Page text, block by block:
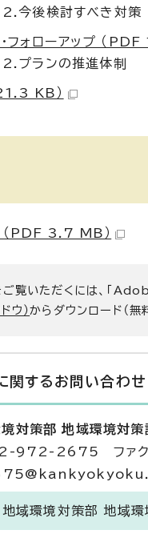
今後検討すべき対
ォローアップ （
プランの推進体制
KB）
（PDF 3.7 MB）
覧いただくには、「
ウ）からダウンロード（無
関する お問い合わせ
対策部 地域環境対策
972-2675 ファ
域環境対策部 地域